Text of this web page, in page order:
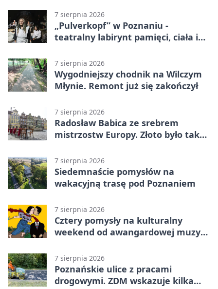
7 sierpnia 2026
„Pulverkopf” w Poznaniu -
teatralny labirynt pamięci, ciała i
7 sierpnia 2026
Wygodniejszy chodnik na Wilczym
Młynie. Remont już się zakończył
7 sierpnia 2026
Radosław Babica ze srebrem
mistrzostw Europy. Złoto było tak
7 sierpnia 2026
Siedemnaście pomysłów na
wakacyjną trasę pod Poznaniem
7 sierpnia 2026
Cztery pomysły na kulturalny
weekend od awangardowej muzyki
7 sierpnia 2026
Poznańskie ulice z pracami
drogowymi. ZDM wskazuje kilka